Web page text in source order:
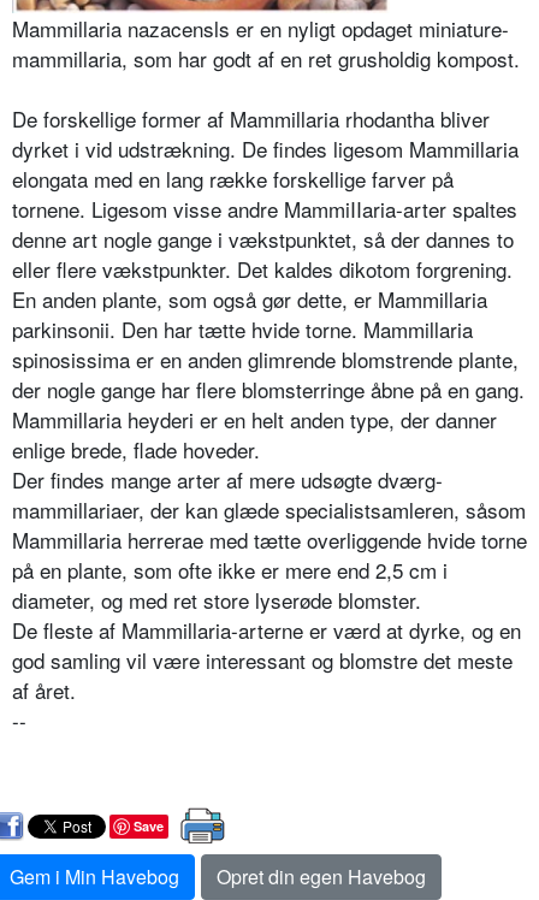
Mammillaria nazacensls er en nyligt op­daget minia­ture-
mammil­laria, som har godt af en ret grushol­dig kompost.
De forskellige former af Mammillaria rhodantha bliver
dyrket i vid udstrækning. De fin­des ligesom Mammillaria
elongata med en lang række for­skellige farver på
tornene. Ligesom visse andre Mam­miIIaria-arter spaltes
denne art nogle gange i vækst­punktet, så der dannes to
eller flere vækstpunkter. Det kaldes dikotom for­grening.
En anden plante, som også gør dette, er Mammillaria
parkinsonii. Den har tætte hvide torne. Mammillaria
spinosissi­ma er en anden glimrende blomstrende plante,
der nogle gange har flere blomsterringe åbne på en gang.
Mammillaria heyderi er en helt anden type, der danner
en­lige brede, flade hoveder.
Der findes mange arter af mere udsøgte dværg­
mammillariaer, der kan glæde specialistsamleren, såsom
Mammillaria herrerae med tætte overliggende hvide torne
på en plante, som ofte ikke er mere end 2,5 cm i
diameter, og med ret store lyserøde blomster.
De fleste af Mammillaria-arterne er værd at dyr­ke, og en
god samling vil være interessant og blom­stre det meste
af året.
--
Save
Gem i Min Havebog
Opret din egen Havebog